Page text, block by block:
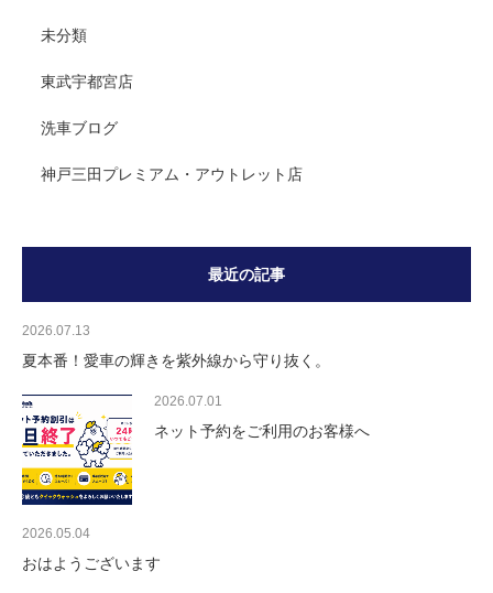
未分類
東武宇都宮店
洗車ブログ
神戸三田プレミアム・アウトレット店
最近の記事
2026.07.13
夏本番！愛車の輝きを紫外線から守り抜く。
2026.07.01
ネット予約をご利用のお客様へ
2026.05.04
おはようございます